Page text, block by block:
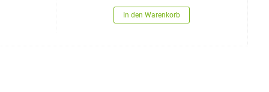
In den Warenkorb